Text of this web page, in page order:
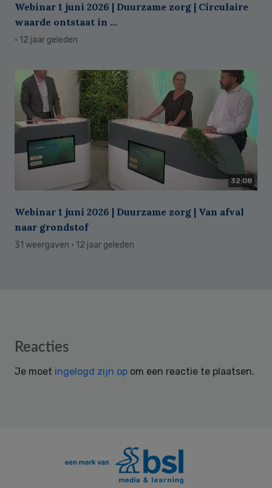
Webinar 1 juni 2026 | Duurzame zorg | Circulaire
waarde ontstaat in ...
· 12 jaar geleden
32:08
Webinar 1 juni 2026 | Duurzame zorg | Van afval
naar grondstof
31 weergaven · 12 jaar geleden
Reader
Reacties
Je moet ingelogd zijn op om een reactie te plaatsen.